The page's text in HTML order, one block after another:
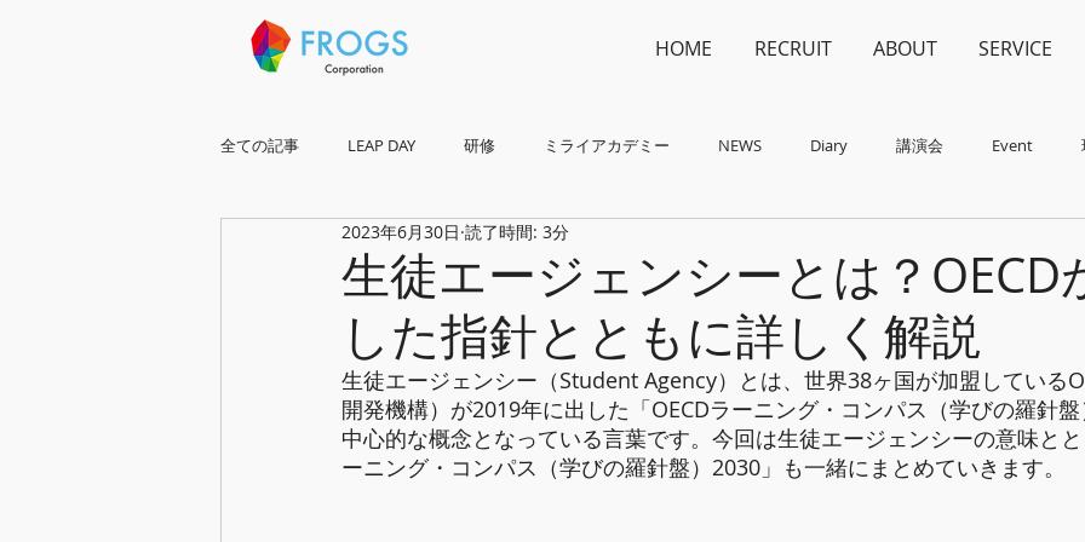
HOME RECRUIT ABOUT SERVICE
全ての記事 LEAP DAY 研修 ミライアカデミー NEWS Diary 講演会 Event
琉球frogs全国展開生徒エージェンシーとは？OECD
した指針とともに詳しく解説
2023年6月30日 読了時間: 3分
生徒エージェンシー（Student Agency）とは、世界38ヶ国が加盟している
開発機構）が2019年に出した「OECDラーニング・コンパス（学びの羅針
中心的な概念となっている言葉です。今回は生徒エージェンシーの意味と
ーニング・コンパス（学びの羅針盤）2030」も一緒にまとめていきます。